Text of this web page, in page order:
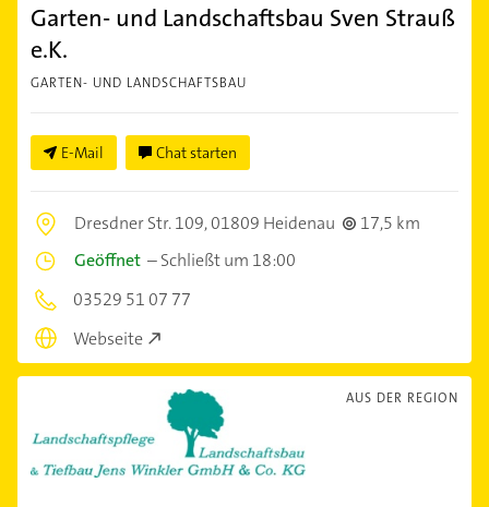
Garten- und Landschaftsbau Sven Strauß
e.K.
GARTEN- UND LANDSCHAFTSBAU
E-Mail Chat starten
Dresdner Str. 109,01809 Heidenau
17,5 km
Geöffnet –Schließt um 18:00
03529 51 07 77
Webseite
AUS DER REGION